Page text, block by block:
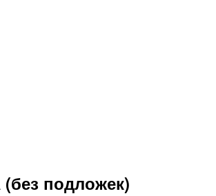
подложек)